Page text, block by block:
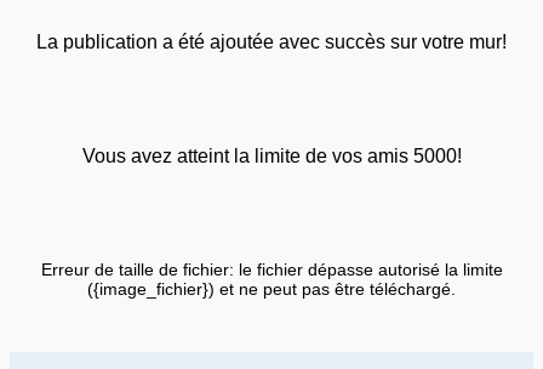
La publication a été ajoutée avec succès sur votre mur!
Vous avez atteint la limite de vos amis 5000!
Erreur de taille de fichier: le fichier dépasse autorisé la limite
({image_fichier}) et ne peut pas être téléchargé.